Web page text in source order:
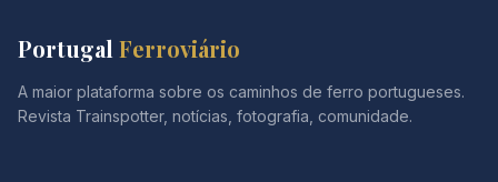
Portugal Ferroviário
A maior plataforma sobre os caminhos de ferro portugueses.
Revista Trainspotter, notícias, fotografia, comunidade.